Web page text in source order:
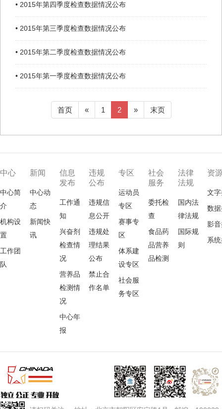
• 2015年第四季度检查数据情况公布
• 2015年第三季度检查数据情况公布
• 2015年第二季度检查数据情况公布
• 2015年第一季度检查数据情况公布
首页 « 1 2 » 末页
中心
中心简
介
机构设
置
工作团
队
新闻
中心动
态
新闻快
讯
信息
发布
工作通
知
兴奋剂
检查情
况
营养品
检测情
况
中心年
报
违规
公布
违规信
息公开
违规处
理结果
公布
禁止合
作名单
专区
运动员
专区
赛事专
区
体系建
设专区
社会服
务专区
社会
服务
委托检
查
食品药
品营养
品检测
法律
法规
国内法
律法规
国际规
则
资
文
数
影
系